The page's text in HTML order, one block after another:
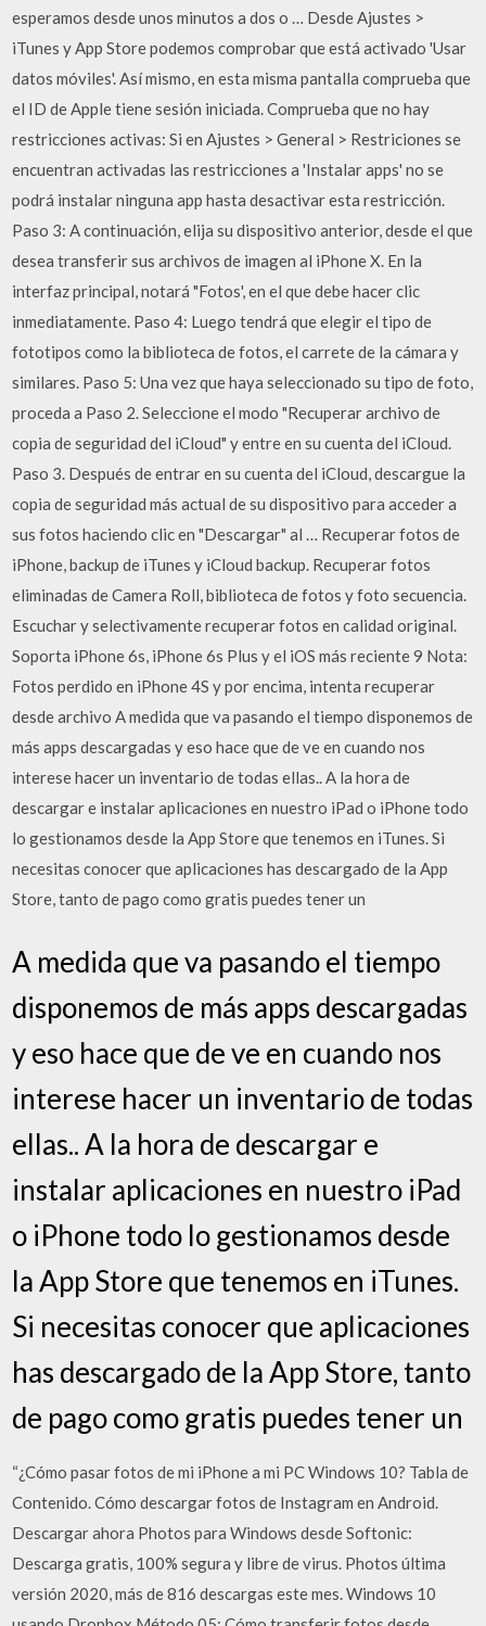
esperamos desde unos minutos a dos o … Desde Ajustes >
iTunes y App Store podemos comprobar que está activado 'Usar
datos móviles'. Así mismo, en esta misma pantalla comprueba que
el ID de Apple tiene sesión iniciada. Comprueba que no hay
restricciones activas: Si en Ajustes > General > Restriciones se
encuentran activadas las restricciones a 'Instalar apps' no se
podrá instalar ninguna app hasta desactivar esta restricción.
Paso 3: A continuación, elija su dispositivo anterior, desde el que
desea transferir sus archivos de imagen al iPhone X. En la
interfaz principal, notará "Fotos', en el que debe hacer clic
inmediatamente. Paso 4: Luego tendrá que elegir el tipo de
fototipos como la biblioteca de fotos, el carrete de la cámara y
similares. Paso 5: Una vez que haya seleccionado su tipo de foto,
proceda a Paso 2. Seleccione el modo "Recuperar archivo de
copia de seguridad del iCloud" y entre en su cuenta del iCloud.
Paso 3. Después de entrar en su cuenta del iCloud, descargue la
copia de seguridad más actual de su dispositivo para acceder a
sus fotos haciendo clic en "Descargar" al … Recuperar fotos de
iPhone, backup de iTunes y iCloud backup. Recuperar fotos
eliminadas de Camera Roll, biblioteca de fotos y foto secuencia.
Escuchar y selectivamente recuperar fotos en calidad original.
Soporta iPhone 6s, iPhone 6s Plus y el iOS más reciente 9 Nota:
Fotos perdido en iPhone 4S y por encima, intenta recuperar
desde archivo A medida que va pasando el tiempo disponemos de
más apps descargadas y eso hace que de ve en cuando nos
interese hacer un inventario de todas ellas.. A la hora de
descargar e instalar aplicaciones en nuestro iPad o iPhone todo
lo gestionamos desde la App Store que tenemos en iTunes. Si
necesitas conocer que aplicaciones has descargado de la App
Store, tanto de pago como gratis puedes tener un
A medida que va pasando el tiempo
disponemos de más apps descargadas
y eso hace que de ve en cuando nos
interese hacer un inventario de todas
ellas.. A la hora de descargar e
instalar aplicaciones en nuestro iPad
o iPhone todo lo gestionamos desde
la App Store que tenemos en iTunes.
Si necesitas conocer que aplicaciones
has descargado de la App Store, tanto
de pago como gratis puedes tener un
“¿Cómo pasar fotos de mi iPhone a mi PC Windows 10? Tabla de
Contenido. Cómo descargar fotos de Instagram en Android.
Descargar ahora Photos para Windows desde Softonic:
Descarga gratis, 100% segura y libre de virus. Photos última
versión 2020, más de 816 descargas este mes. Windows 10